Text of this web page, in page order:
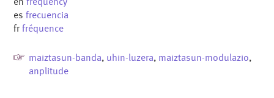
esfrecuencia
frfréquence
maiztasun-banda, uhin-luzera, maiztasun-modulazio,
anplitude